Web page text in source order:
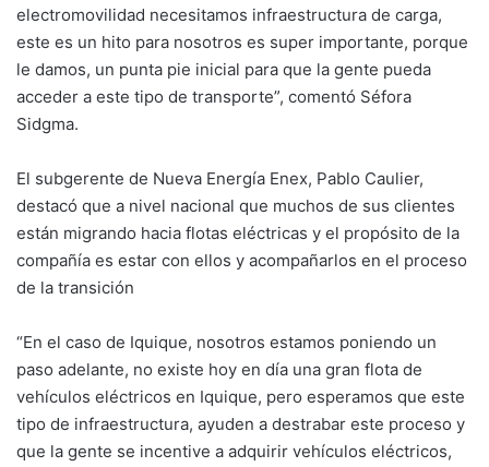
electromovilidad necesitamos infraestructura de carga,
este es un hito para nosotros es super importante, porque
le damos, un punta pie inicial para que la gente pueda
acceder a este tipo de transporte”, comentó Séfora
Sidgma.
El subgerente de Nueva Energía Enex, Pablo Caulier,
destacó que a nivel nacional que muchos de sus clientes
están migrando hacia flotas eléctricas y el propósito de la
compañía es estar con ellos y acompañarlos en el proceso
de la transición
“En el caso de Iquique, nosotros estamos poniendo un
paso adelante, no existe hoy en día una gran flota de
vehículos eléctricos en Iquique, pero esperamos que este
tipo de infraestructura, ayuden a destrabar este proceso y
que la gente se incentive a adquirir vehículos eléctricos,